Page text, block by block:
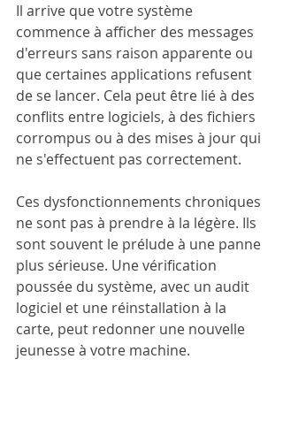
Il arrive que votre système
commence à afficher des messages
d'erreurs sans raison apparente ou
que certaines applications refusent
de se lancer. Cela peut être lié à des
conflits entre logiciels, à des fichiers
corrompus ou à des mises à jour qui
ne s'effectuent pas correctement.
Ces dysfonctionnements chroniques
ne sont pas à prendre à la légère. Ils
sont souvent le prélude à une panne
plus sérieuse. Une vérification
poussée du système, avec un audit
logiciel et une réinstallation à la
carte, peut redonner une nouvelle
jeunesse à votre machine.